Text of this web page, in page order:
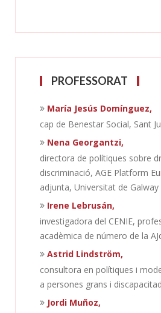
PROFESSORAT
María Jesús Domínguez,
cap de Benestar Social, Sant
Nena Georgantzi,
directora de polítiques sobre
discriminació, AGE Platform
adjunta, Universitat de Galway
Irene Lebrusán,
investigadora del CENIE,
acadèmica de número de la
Astrid Lindström,
consultora en polítiques i
a persones grans i
Jordi Muñoz,